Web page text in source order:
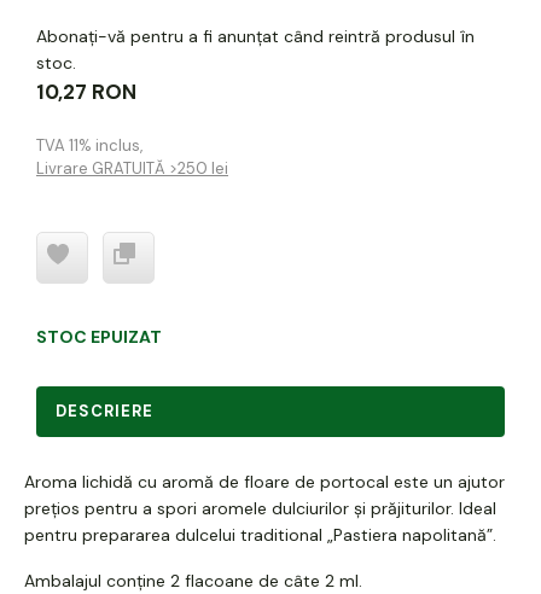
Abonați-vă pentru a fi anunțat când reintră produsul în
stoc.
10,27 RON
TVA 11% inclus,
Livrare GRATUITĂ >250 lei
STOC EPUIZAT
DESCRIERE
Aroma lichidă cu aromă de floare de portocal este un ajutor
prețios pentru a spori aromele dulciurilor și prăjiturilor. Ideal
pentru prepararea dulcelui traditional „Pastiera napolitană”.
Ambalajul conține 2 flacoane de câte 2 ml.